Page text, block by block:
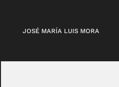
JOSÉ MARÍA LUIS MORA